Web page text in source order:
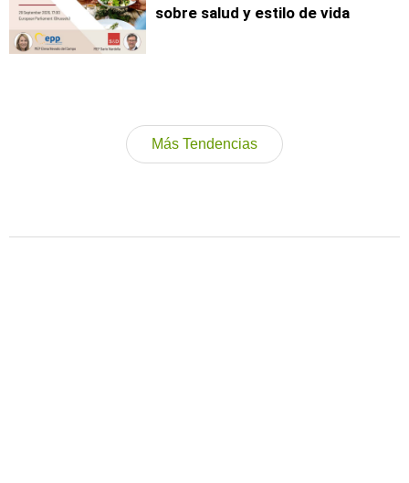
sobre salud y estilo de vida
Más Tendencias